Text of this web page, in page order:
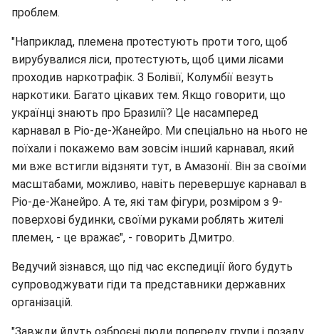
проблем.
"Наприклад, племена протестують проти того, щоб
вирубувалися ліси, протестують, щоб цими лісами
проходив наркотрафік. З Болівії, Колумбії везуть
наркотики. Багато цікавих тем. Якщо говорити, що
українці знають про Бразилії? Це насамперед
карнавал в Ріо-де-Жанейро. Ми спеціально на нього не
поїхали і покажемо вам зовсім інший карнавал, який
ми вже встигли відзняти тут, в Амазонії. Він за своїми
масштабами, можливо, навіть перевершує карнавал в
Ріо-де-Жанейро. А те, які там фігури, розміром з 9-
поверхові будинки, своїми руками роблять жителі
племен, - це вражає", - говорить Дмитро.
Ведучий зізнався, що під час експедиції його будуть
супроводжувати гіди та представники державних
організацій.